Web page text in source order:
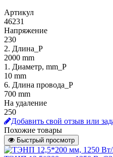
Артикул
46231
Напряжение
230
2. Длина_P
2000 mm
1. Диаметр, mm_P
10 mm
6. Длина провода_P
700 mm
На удаление
250
Добавить свой отзыв или
Похожие товары
Быстрый просмотр